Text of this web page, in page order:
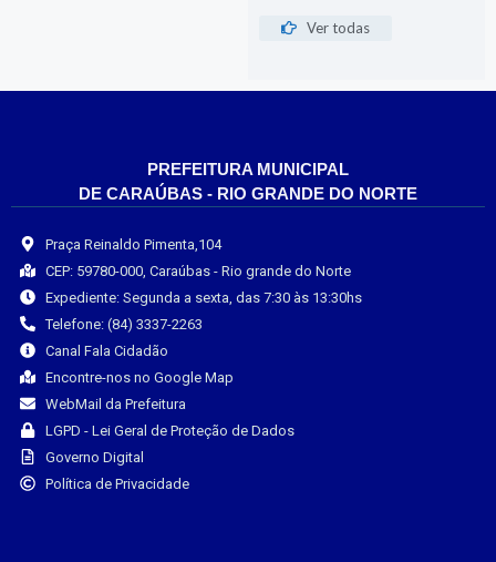
Ver todas
PREFEITURA MUNICIPAL
DE CARAÚBAS - RIO GRANDE DO NORTE
Praça Reinaldo Pimenta,104
CEP: 59780-000, Caraúbas - Rio grande do Norte
Expediente: Segunda a sexta, das 7:30 às 13:30hs
Telefone: (84) 3337-2263
Canal Fala Cidadão
Encontre-nos no Google Map
WebMail da Prefeitura
LGPD - Lei Geral de Proteção de Dados
Governo Digital
Política de Privacidade